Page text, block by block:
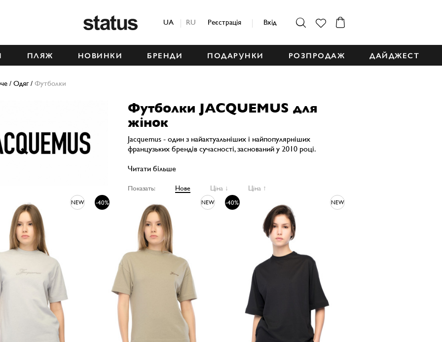
UA RU Реєстрація Вхід
ПЛЯЖ НОВИНКИ БРЕНДИ ПОДАРУНКИ РОЗПРОДАЖ ДАЙДЖЕСТ
/ Одяг/ Футболки
Футболки JACQUEMUS для
жінок
Jacquemus - один з найактуальніших і найпопулярніших
французьких брендів сучасності, заснований у 2010 році.
Читати більше
Показать: Нове Ціна ↓ Ціна ↑
NEW -40% NEW -40% NEW